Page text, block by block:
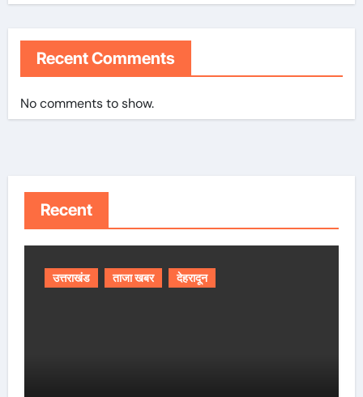
Recent Comments
No comments to show.
Recent
उत्तराखंड ताजा खबर देहरादून